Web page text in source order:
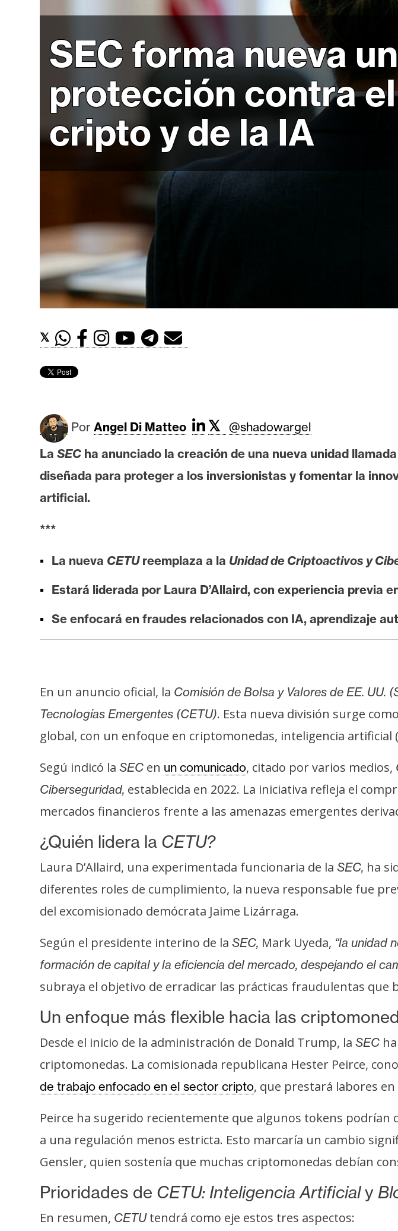
c
o
i
c
E
t
h
e
e
m
I
A
A
l
s
s
d
P
e
n
s
T
e
m
a
R
e
u
r
s
o
s
C
o
n
a
t
SEC forma nueva
protección contra
cripto y de la IA
𝕏
Por Angel Di Matteo 𝕏 @shadowargel
La SEC ha anunciado la creación de una nueva unidad llamada
diseñada para proteger a los inversionistas y fomentar la
artificial.
***
La nueva CETUreemplaza a la Unidad de Criptoactivos y
Estará liderada por Laura D’Allaird, con experiencia previa
Se enfocará en fraudes relacionados con IA, aprendizaje
En un anuncio oficial, la Comisión de Bolsa y Valores de EE. UU.
Tecnologías Emergentes (CETU). Esta nueva división surge
global, con un enfoque en criptomonedas, inteligencia artificial
Segú indicó la SEC en un comunicado, citado por varios medios,
Ciberseguridad, establecida en 2022. La iniciativa refleja el
mercados financieros frente a las amenazas emergentes
¿Quién lidera la CETU?
Laura D’Allaird, una experimentada funcionaria de la SEC, ha
diferentes roles de cumplimiento, la nueva responsable fue
del excomisionado demócrata Jaime Lizárraga.
Según el presidente interino de la SEC, Mark Uyeda, “la unidad
formación de capital y la eficiencia del mercado, despejando el
subraya el objetivo de erradicar las prácticas fraudulentas que
Un enfoque más flexible hacia las
Desde el inicio de la administración de Donald Trump, la SEC
criptomonedas. La comisionada republicana Hester Peirce,
de trabajo enfocado en el sector cripto, que prestará labores
Peirce ha sugerido recientemente que algunos tokens podrían
a una regulación menos estricta. Esto marcaría un cambio
Gensler, quien sostenía que muchas criptomonedas debían
Prioridades de CETU: Inteligencia Artificialy
En resumen, CETUtendrá como eje estos tres aspectos: